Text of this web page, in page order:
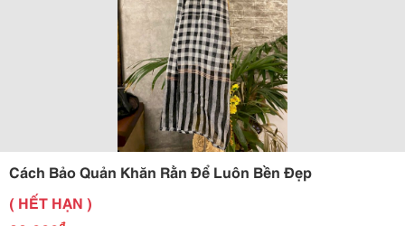
Cách Bảo Quản Khăn Rằn Để Luôn Bền Đẹp
( HẾT HẠN )